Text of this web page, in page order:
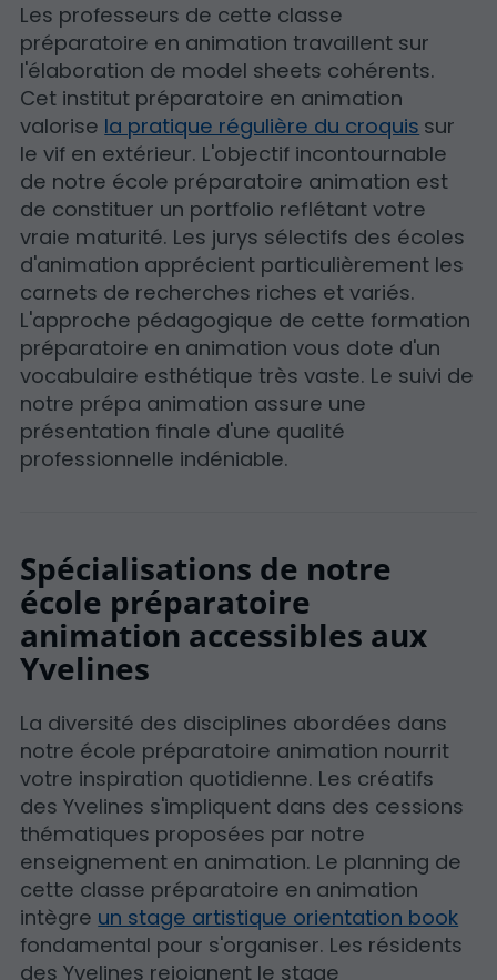
Les professeurs de cette classe
préparatoire en animation travaillent sur
l'élaboration de model sheets cohérents.
Cet institut préparatoire en animation
valorise la pratique régulière du croquis sur
le vif en extérieur. L'objectif incontournable
de notre école préparatoire animation est
de constituer un portfolio reflétant votre
vraie maturité. Les jurys sélectifs des écoles
d'animation apprécient particulièrement les
carnets de recherches riches et variés.
L'approche pédagogique de cette formation
préparatoire en animation vous dote d'un
vocabulaire esthétique très vaste. Le suivi de
notre prépa animation assure une
présentation finale d'une qualité
professionnelle indéniable.
Spécialisations de notre
école préparatoire
animation accessibles aux
Yvelines
La diversité des disciplines abordées dans
notre école préparatoire animation nourrit
votre inspiration quotidienne. Les créatifs
des Yvelines s'impliquent dans des cessions
thématiques proposées par notre
enseignement en animation. Le planning de
cette classe préparatoire en animation
intègre un stage artistique orientation book
fondamental pour s'organiser. Les résidents
des Yvelines rejoignent le stage